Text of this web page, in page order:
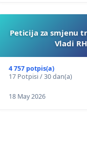
Peticija za smjenu
Vladi RH
4 757 potpis(a)
17 Potpisi / 30 dan(a)
18 May 2026